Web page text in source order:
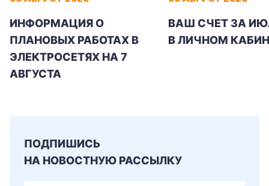
ИНФОРМАЦИЯ О
ПЛАНОВЫХ РАБОТАХ В
ЭЛЕКТРОСЕТЯХ НА 7
АВГУСТА
ВАШ СЧЕТ ЗА
В ЛИЧНОМ
ПОДПИШИСЬ
НА НОВОСТНУЮ РАССЫЛКУ